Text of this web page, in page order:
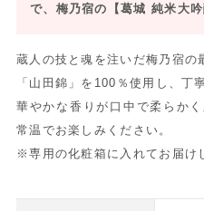
で、梅乃宿の【葛城 純米大
蔵人の技と魂を注いだ梅乃宿の
「山田錦」を100％使用し、丁
華やかな香りが口中で柔らか
常温でお楽しみください。
※専用の化粧箱に入れてお届け